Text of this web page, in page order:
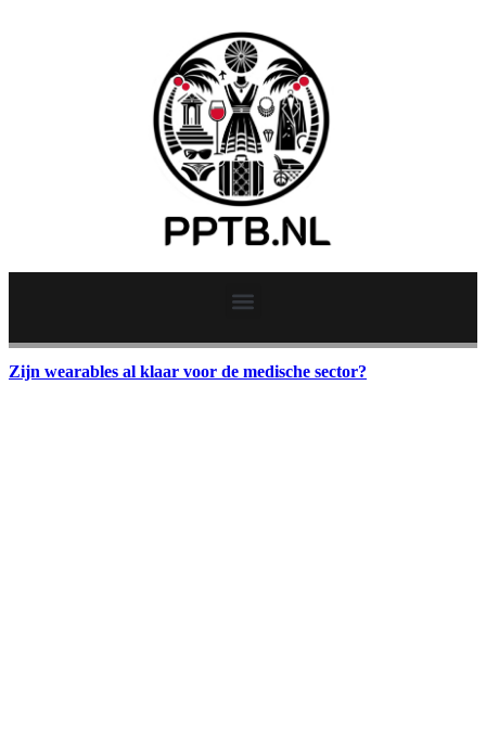
Zijn wearables al klaar voor de medische sector?